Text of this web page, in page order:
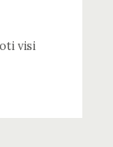
visi